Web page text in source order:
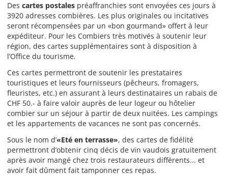
Des cartes postales préaffranchies sont envoyées ces jours à
3920 adresses combières. Les plus originales ou incitatives
seront récompensées par un «bon gourmand» offert à leur
expéditeur. Pour les Combiers très motivés à soutenir leur
région, des cartes supplémentaires sont à disposition à
l’Office du tourisme.
Ces cartes permettront de soutenir les prestataires
touristiques et leurs fournisseurs (pêcheurs, fromagers,
fleuristes, etc.) en assurant à leurs destinataires un rabais de
CHF 50.- à faire valoir auprès de leur logeur ou hôtelier
combier sur un séjour à partir de deux nuitées. Les campings
et les appartements de vacances ne sont pas concernés.
Sous le nom d’«Eté en terrasse», des cartes de fidélité
permettront d’obtenir cinq décis de vin vaudois gratuitement
après avoir mangé chez trois restaurateurs différents... et
avoir fait dûment fait tamponner ces repas.